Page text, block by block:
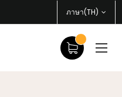
ภาษา(TH)